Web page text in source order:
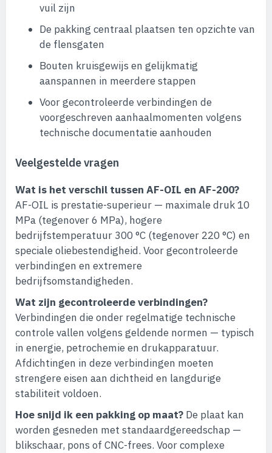
vuil zijn
De pakking centraal plaatsen ten opzichte van
de flensgaten
Bouten kruisgewijs en gelijkmatig
aanspannen in meerdere stappen
Voor gecontroleerde verbindingen de
voorgeschreven aanhaalmomenten volgens
technische documentatie aanhouden
Veelgestelde vragen
Wat is het verschil tussen AF-OIL en AF-200?
AF-OIL is prestatie-superieur — maximale druk 10
MPa (tegenover 6 MPa), hogere
bedrijfstemperatuur 300 °C (tegenover 220 °C) en
speciale oliebestendigheid. Voor gecontroleerde
verbindingen en extremere
bedrijfsomstandigheden.
Wat zijn gecontroleerde verbindingen?
Verbindingen die onder regelmatige technische
controle vallen volgens geldende normen — typisch
in energie, petrochemie en drukapparatuur.
Afdichtingen in deze verbindingen moeten
strengere eisen aan dichtheid en langdurige
stabiliteit voldoen.
Hoe snijd ik een pakking op maat? De plaat kan
worden gesneden met standaardgereedschap —
blikschaar, pons of CNC-frees. Voor complexe